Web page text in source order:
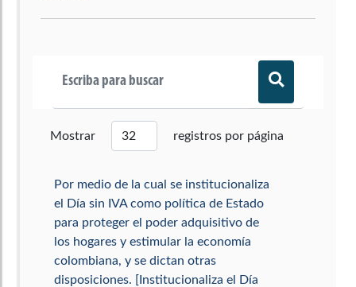
Mostrar registros por página
Por medio de la cual se institucionaliza
el Día sin IVA como política de Estado
para proteger el poder adquisitivo de
los hogares y estimular la economía
colombiana, y se dictan otras
disposiciones. [Institucionaliza el Día